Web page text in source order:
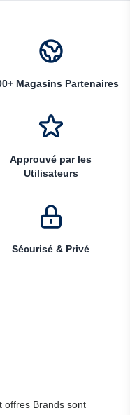
Magasins Partenaires
Approuvé par les
Utilisateurs
Sécurisé & Privé
offres Brands sont